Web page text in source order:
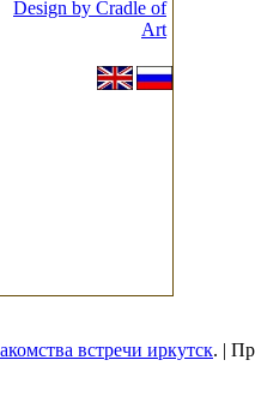
Design by Cradle of
Art
встречи иркутск. |